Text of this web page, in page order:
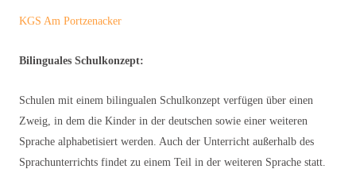
KGS Am Portzenacker
Bilinguales Schulkonzept:
Schulen mit einem bilingualen Schulkonzept verfügen über einen
Zweig, in dem die Kinder in der deutschen sowie einer weiteren
Sprache alphabetisiert werden. Auch der Unterricht außerhalb des
Sprachunterrichts findet zu einem Teil in der weiteren Sprache statt.